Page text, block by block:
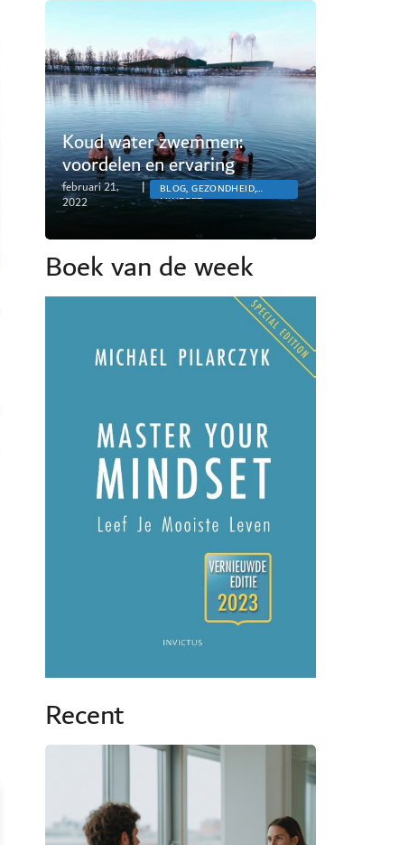
Koud water zwemmen:
voordelen en ervaring
februari 21,
2022
| BLOG, GEZONDHEID,
MINDSET
Boek van de week
Recent